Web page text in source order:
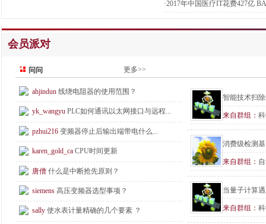
·2017年中国医疗IT花费427亿
会员派对
更多>>
问问
ahjindun 线绕电阻器的使用范围？
yk_wangyu PLC如何通讯以太网接口与远程...
pzhui216 变频器停止后输出端带电什么...
karen_gold_ca CPU时间更新
唐僧 什么是中断抢先原则？
siemens 高压变频器选型事项？
sally 使水表计量精确的几个要素 ？
智能技术扫
来自群组：
消费级检测
来自群组：
当量子计算
来自群组：